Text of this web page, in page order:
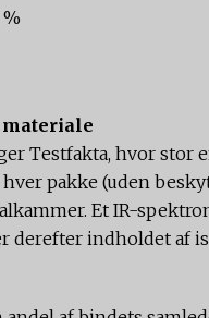
Testfakta, hvor stor
pakke (uden
Et IR-
indholdet af